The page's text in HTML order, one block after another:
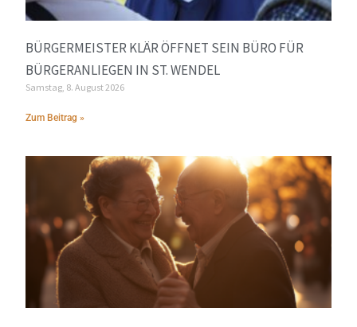
BÜRGERMEISTER KLÄR ÖFFNET SEIN BÜRO FÜR
BÜRGERANLIEGEN IN ST. WENDEL
Samstag, 8. August 2026
Zum Beitrag »